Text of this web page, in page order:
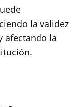
la validez
afectando la